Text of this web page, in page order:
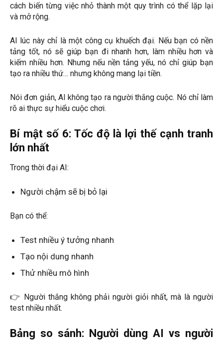
cách biến từng việc nhỏ thành một quy trình có thể lặp lại
và mở rộng.
AI lúc này chỉ là một công cụ khuếch đại. Nếu bạn có nền
tảng tốt, nó sẽ giúp bạn đi nhanh hơn, làm nhiều hơn và
kiếm nhiều hơn. Nhưng nếu nền tảng yếu, nó chỉ giúp bạn
tạo ra nhiều thứ… nhưng không mang lại tiền.
Nói đơn giản, AI không tạo ra người thắng cuộc. Nó chỉ làm
rõ ai thực sự hiểu cuộc chơi.
Bí mật số 6: Tốc độ là lợi thế cạnh tranh
lớn nhất
Trong thời đại AI:
Người chậm sẽ bị bỏ lại
Bạn có thể:
Test nhiều ý tưởng nhanh
Tạo nội dung nhanh
Thử nhiều mô hình
👉 Người thắng không phải người giỏi nhất, mà là người
test nhiều nhất.
Bảng so sánh: Người dùng AI vs người